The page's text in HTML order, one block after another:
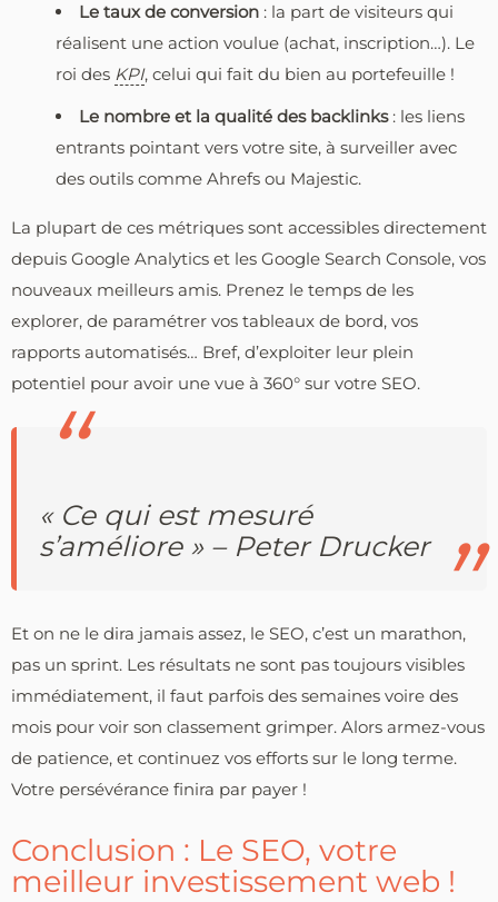
Le taux de conversion : la part de visiteurs qui
réalisent une action voulue (achat, inscription…). Le
roi des KPI, celui qui fait du bien au portefeuille !
Le nombre et la qualité des backlinks: les liens
entrants pointant vers votre site, à surveiller avec
des outils comme Ahrefs ou Majestic.
La plupart de ces métriques sont accessibles directement
depuis Google Analytics et les Google Search Console, vos
nouveaux meilleurs amis. Prenez le temps de les
explorer, de paramétrer vos tableaux de bord, vos
rapports automatisés… Bref, d’exploiter leur plein
potentiel pour avoir une vue à 360° sur votre SEO.
« Ce qui est mesuré
s’améliore » – Peter Drucker
Et on ne le dira jamais assez, le SEO, c’est un marathon,
pas un sprint. Les résultats ne sont pas toujours visibles
immédiatement, il faut parfois des semaines voire des
mois pour voir son classement grimper. Alors armez-vous
de patience, et continuez vos efforts sur le long terme.
Votre persévérance finira par payer !
Conclusion : Le SEO, votre
meilleur investissement web !